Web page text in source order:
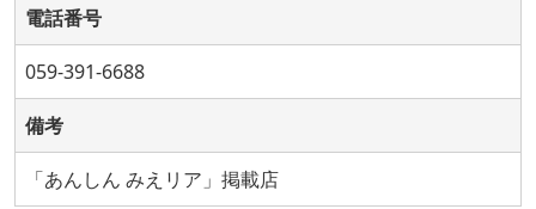
電話番号
059-391-6688
備考
「あんしん みえリア」掲載店